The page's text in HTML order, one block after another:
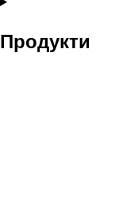
Продукти